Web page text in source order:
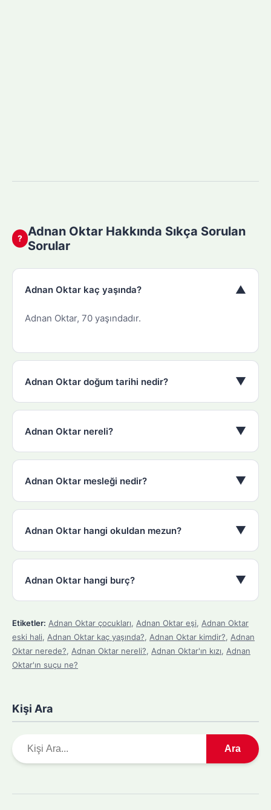
? Adnan Oktar Hakkında Sıkça Sorulan
Sorular
Adnan Oktar kaç yaşında? ▼
Adnan Oktar, 70 yaşındadır.
Adnan Oktar doğum tarihi nedir? ▼
Adnan Oktar nereli? ▼
Adnan Oktar mesleği nedir? ▼
Adnan Oktar hangi okuldan mezun? ▼
Adnan Oktar hangi burç? ▼
Etiketler: Adnan Oktar çocukları, Adnan Oktar eşi, Adnan Oktar
eski hali, Adnan Oktar kaç yaşında?, Adnan Oktar kimdir?, Adnan
Oktar nerede?, Adnan Oktar nereli?, Adnan Oktar'ın kızı, Adnan
Oktar'ın suçu ne?
Kişi Ara
r
Ara